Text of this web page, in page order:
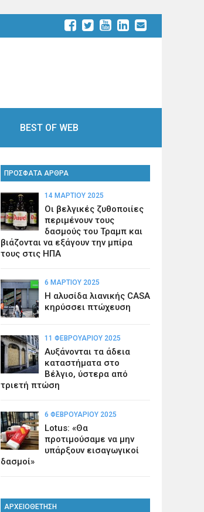
BEST OF WEB
ΠΡΟΣΦΑΤΑ ΑΡΘΡΑ
14 ΜΑΡΤΊΟΥ 2025
Οι βελγικές ζυθοποιίες
περιμένουν τους
δασμούς του Τραμπ και
βιάζονται να εξάγουν την μπίρα
τους στις ΗΠΑ
6 ΜΑΡΤΊΟΥ 2025
Η αλυσίδα λιανικής CASA
κηρύσσει πτώχευση
11 ΦΕΒΡΟΥΑΡΊΟΥ 2025
Αυξάνονται τα άδεια
καταστήματα στο
Βέλγιο, ύστερα από
τριετή πτώση
6 ΦΕΒΡΟΥΑΡΊΟΥ 2025
Lotus: «Θα
προτιμούσαμε να μην
υπάρξουν εισαγωγικοί
δασμοί»
ΑΡΧΕΙΟΘΕΤΗΣΗ